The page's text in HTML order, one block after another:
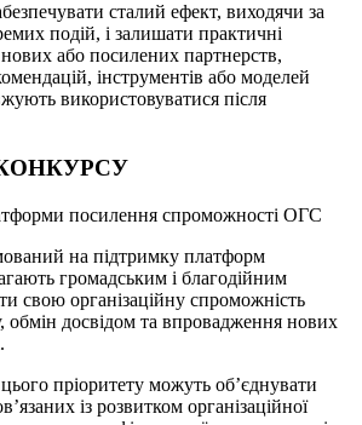
сталий ефект, виходячи за
подій, і залишати практичні
нових або посилених партнерств,
інструментів або моделей
використовуватися після
посилення спроможності ОГС
на підтримку платформ
громадським і благодійним
свою організаційну спроможність
обмін досвідом та впровадження нових
пріоритету можуть об’єднувати
із розвитком організаційної